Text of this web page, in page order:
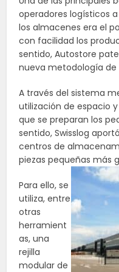
operadores logísticos
los almacenes era el
con facilidad los
sentido, Autostore
nueva metodología de
A través del sistema
utilización de espacio
que se preparan los
sentido, Swisslog
centros de
piezas pequeñas más
Para ello, se
utiliza, entre
otras
herramient
as, una
rejilla
modular de